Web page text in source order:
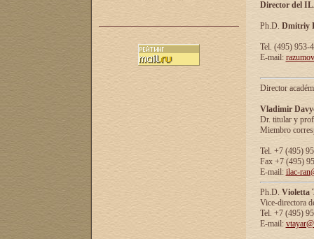
Director del
Ph.D. Dmitriy
Tel. (495) 953-
E-mail:
Director
Vladimir
Dr. titular y
Miembro
Tel. +7 (495)
Fax +7 (495)
E-mail: ilac-
Ph.D. Violetta
Vice-directora
Tel. +7 (495)
E-mail: